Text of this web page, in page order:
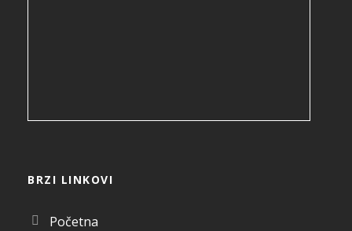
BRZI LINKOVI
Početna